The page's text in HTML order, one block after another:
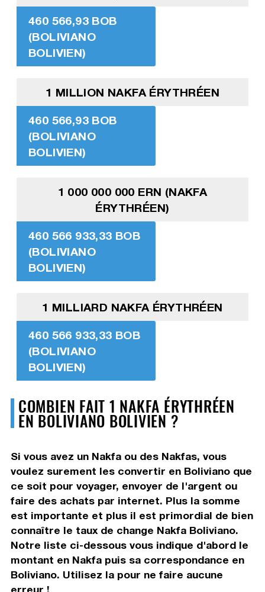
460 566,93 BOB
(BOLIVIANO
BOLIVIEN)
1 MILLION NAKFA ÉRYTHRÉEN
460 566,93 BOB
(BOLIVIANO
BOLIVIEN)
1 000 000 000 ERN (NAKFA
ÉRYTHRÉEN)
460 566 933,33 BOB
(BOLIVIANO
BOLIVIEN)
1 MILLIARD NAKFA ÉRYTHRÉEN
460 566 933,33 BOB
(BOLIVIANO
BOLIVIEN)
COMBIEN FAIT 1 NAKFA ÉRYTHRÉEN
EN BOLIVIANO BOLIVIEN ?
Si vous avez un Nakfa ou des Nakfas, vous
voulez surement les convertir en Boliviano que
ce soit pour voyager, envoyer de l'argent ou
faire des achats par internet. Plus la somme
est importante et plus il est primordial de bien
connaître le taux de change Nakfa Boliviano.
Notre liste ci-dessous vous indique d'abord le
montant en Nakfa puis sa correspondance en
Boliviano. Utilisez la pour ne faire aucune
erreur !